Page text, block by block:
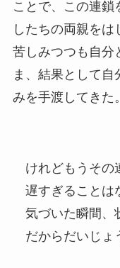
ことで、この連鎖
したちの両親をは
苦しみつつも自分
ま、結果として自
みを手渡してきた。
けれどもうその
遅すぎることは
気づいた瞬間、
だからだいじょ